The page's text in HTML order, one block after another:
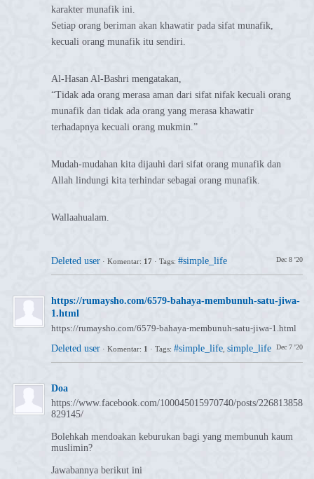
karakter munafik ini.
Setiap orang beriman akan khawatir pada sifat munafik,
kecuali orang munafik itu sendiri.
Al-Hasan Al-Bashri mengatakan,
“Tidak ada orang merasa aman dari sifat nifak kecuali orang
munafik dan tidak ada orang yang merasa khawatir
terhadapnya kecuali orang mukmin.”
Mudah-mudahan kita dijauhi dari sifat orang munafik dan
Allah lindungi kita terhindar sebagai orang munafik.
Wallaahualam.
Deleted user Dec 8 '20
· Komentar: 17 · Tags: #simple_life
⁣https://rumaysho.com/6579-bahaya-membunuh-satu-jiwa-
1.html
https://rumaysho.com/6579-bahaya-membunuh-satu-jiwa-1.html
Deleted user
Dec 7 '20
· Komentar: 1 · Tags: #simple_life simple_life
Doa
https://www.facebook.com/100045015970740/posts/226813858
829145/
Bolehkah mendoakan keburukan bagi yang membunuh kaum
muslimin?
Jawabannya berikut ini